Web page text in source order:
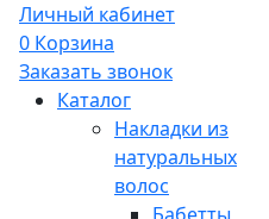
Личный кабинет
0 Корзина
Заказать звонок
Каталог
Накладки из
натуральных
волос